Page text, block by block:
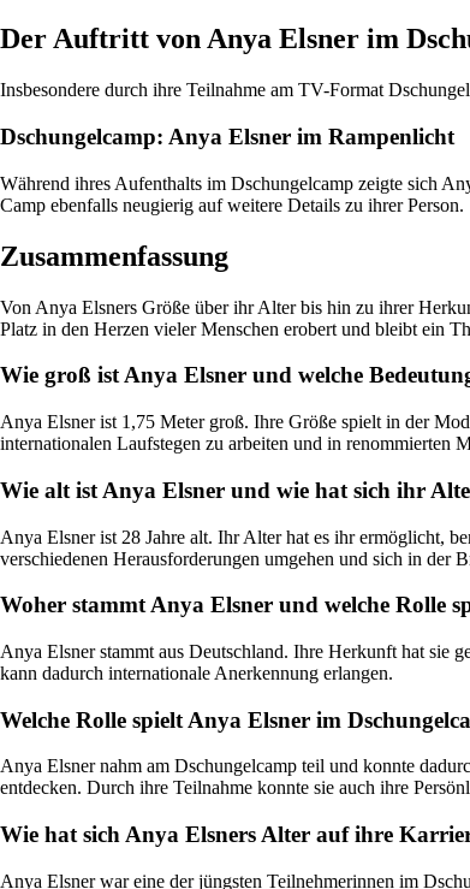
Der Auftritt von Anya Elsner im
Insbesondere durch ihre Teilnahme am TV-Format
Dschungelcamp: Anya Elsner im Rampenlicht
Während ihres Aufenthalts im Dschungelcamp zeigte sich
Camp ebenfalls neugierig auf weitere Details zu ihrer Person.
Zusammenfassung
Von Anya Elsners Größe über ihr Alter bis hin zu ihrer
Platz in den Herzen vieler Menschen erobert und bleibt ein
Wie groß ist Anya Elsner und welche
Anya Elsner ist 1,75 Meter groß. Ihre Größe spielt in der
internationalen Laufstegen zu arbeiten und in renommierten
Wie alt ist Anya Elsner und wie hat sich ihr
Anya Elsner ist 28 Jahre alt. Ihr Alter hat es ihr ermöglicht,
verschiedenen Herausforderungen umgehen und sich in der
Woher stammt Anya Elsner und welche Rolle
Anya Elsner stammt aus Deutschland. Ihre Herkunft hat sie
kann dadurch internationale Anerkennung erlangen.
Welche Rolle spielt Anya Elsner im
Anya Elsner nahm am Dschungelcamp teil und konnte
entdecken. Durch ihre Teilnahme konnte sie auch ihre
Wie hat sich Anya Elsners Alter auf ihre
Anya Elsner war eine der jüngsten Teilnehmerinnen im